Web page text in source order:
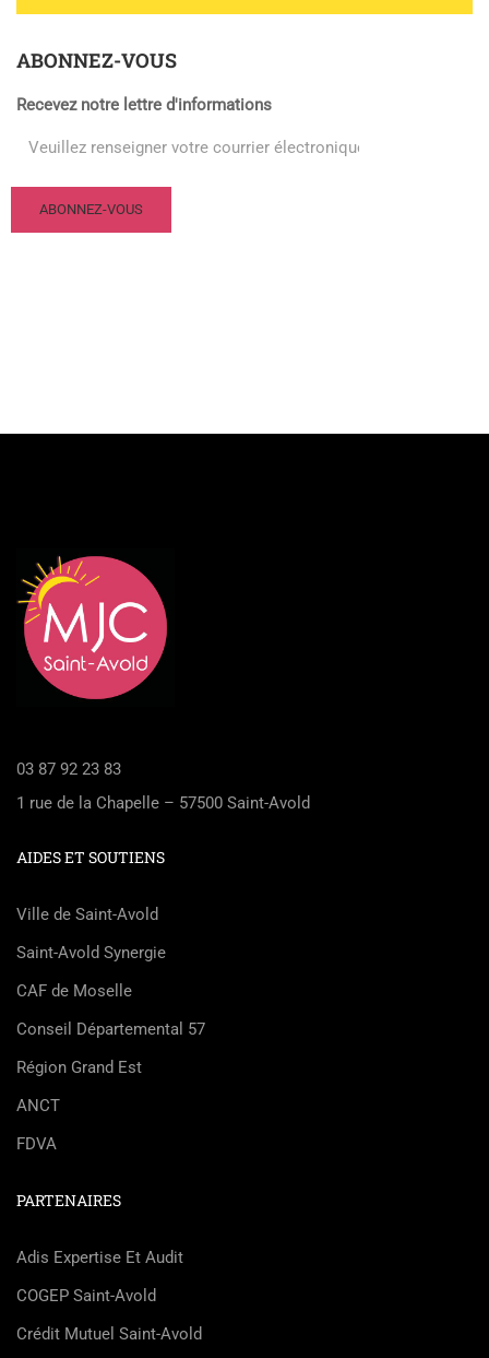
ABONNEZ-VOUS
Recevez notre lettre d'informations
03 87 92 23 83
1 rue de la Chapelle – 57500 Saint-Avold
AIDES ET SOUTIENS
Ville de Saint-Avold
Saint-Avold Synergie
CAF de Moselle
Conseil Départemental 57
Région Grand Est
ANCT
FDVA
PARTENAIRES
Adis Expertise Et Audit
COGEP Saint-Avold
Crédit Mutuel Saint-Avold